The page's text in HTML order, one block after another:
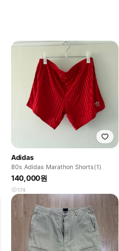
Adidas
80s Adidas Marathon Shorts(1)
140,000원
174